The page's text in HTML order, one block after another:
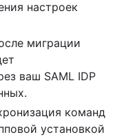
настроек
миграции
ваш SAML IDP
команд
установкой